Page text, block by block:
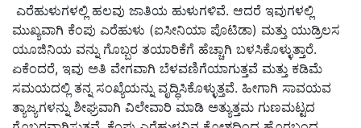
ಎರೆಹುಳುಗಳಲ್ಲಿ ಹಲವು ಜಾತಿಯ ಹುಳುಗಳಿವೆ. ಆದರೆ ಇವುಗಳಲ್ಲಿ
ಮುಖ್ಯವಾಗಿ ಕೆಂಪು ಎರೆಹುಳು (ಐಸೀನಿಯಾ ಪೊಟಿಡಾ) ಮತ್ತು ಯುಡ್ರಿಲಸ
ಯೂಜಿನಿಯ ವನ್ನು ಗೊಬ್ಬರ ತಯಾರಿಕೆಗೆ ಹೆಚ್ಚಾಗಿ ಬಳಸಿಕೊಳ್ಳುತ್ತಾರೆ.
ಏಕೆಂದರೆ, ಇವು ಅತಿ ವೇಗವಾಗಿ ಬೆಳವಣಿಗೆಯಾಗುತ್ತವೆ ಮತ್ತು ಕಡಿಮೆ
ಸಮಯದಲ್ಲಿ ತನ್ನ ಸಂಖ್ಯೆಯನ್ನು ವೃದ್ಧಿಸಿಕೊಳ್ಳುತ್ತವೆ. ಹೀಗಾಗಿ ಸಾವಯವ
ತ್ಯಾಜ್ಯಗಳನ್ನು ಶೀಘ್ರವಾಗಿ ವಿಲೇವಾರಿ ಮಾಡಿ ಅತ್ಯುತ್ತಮ ಗುಣಮಟ್ಟದ